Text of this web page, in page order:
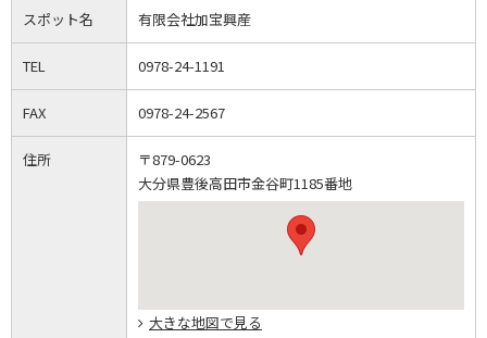
スポット名 有限会社加宝興産
TEL 0978-24-1191
FAX 0978-24-2567
住所
〒879-0623
大分県豊後高田市金谷町1185番地
大きな地図で見る